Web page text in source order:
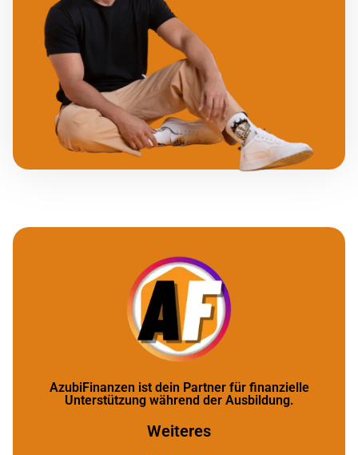
AzubiFinanzen ist dein Partner für finanzielle
Unterstützung während der Ausbildung.
Weiteres